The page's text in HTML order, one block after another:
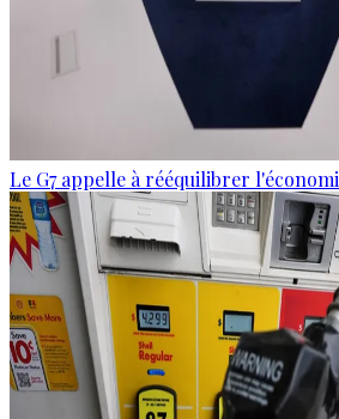
Le G7 appelle à rééquilibrer